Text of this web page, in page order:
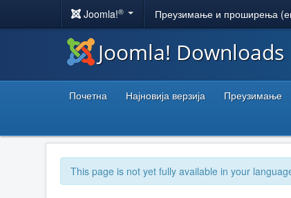
Joomla!® Преузимање и проширења
Joomla! Downloads
Почетна Најновија верзија Преузимање
This page is not yet fully available in your